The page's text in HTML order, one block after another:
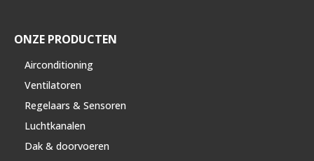
ONZE PRODUCTEN
Airconditioning
Ventilatoren
Regelaars & Sensoren
Luchtkanalen
Dak & doorvoeren